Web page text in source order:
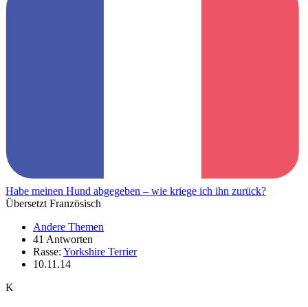
Habe meinen Hund abgegeben – wie kriege ich ihn zurück?
Übersetzt Französisch
Andere Themen
41 Antworten
Rasse: Yorkshire Terrier
10.11.14
K